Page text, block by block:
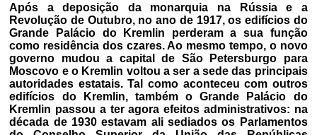
Após a deposição da monarquia na Rússia e a
Revolução de Outubro, no ano de 1917, os edifícios do
Grande Palácio do Kremlin perderam a sua função
como residência dos czares. Ao mesmo tempo, o novo
governo mudou a capital de São Petersburgo para
Moscovo e o Kremlin voltou a ser a sede das principais
autoridades estatais. Tal como aconteceu com outros
edifícios do Kremlin, também o Grande Palácio do
Kremlin passou a ter agora efeitos administrativos: na
década de 1930 estavam ali sediados os Parlamentos